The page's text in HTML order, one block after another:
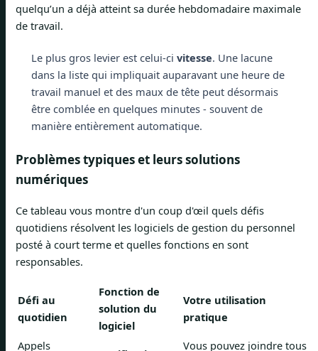
quelqu’un a déjà atteint sa durée hebdomadaire maximale
de travail.
Le plus gros levier est celui-ci vitesse. Une lacune
dans la liste qui impliquait auparavant une heure de
travail manuel et des maux de tête peut désormais
être comblée en quelques minutes - souvent de
manière entièrement automatique.
Problèmes typiques et leurs solutions
numériques
Ce tableau vous montre d'un coup d'œil quels défis
quotidiens résolvent les logiciels de gestion du personnel
posté à court terme et quelles fonctions en sont
responsables.
Défi au
quotidien
Fonction de
solution du
logiciel
Votre utilisation
pratique
Appels
Vous pouvez joindre tous